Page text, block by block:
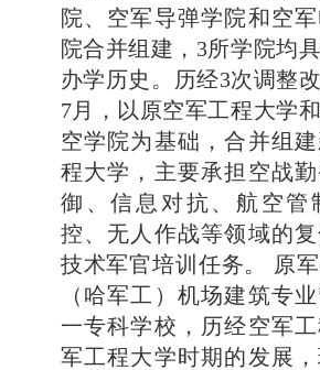
院、空军导弹学院和空
院合并组建，3所学院均
办学历史。历经3次调整
7月，以原空军工程大学
空学院为基础，合并组
程大学，主要承担空战
御、信息对抗、航空管
控、无人作战等领域的
技术军官培训任务。 原
（哈军工）机场建筑专
一专科学校，历经空军
军工程大学时期的发展